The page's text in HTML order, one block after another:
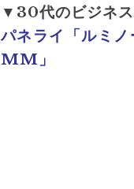
▼30代のビジネス
パネライ「ルミ
MM」